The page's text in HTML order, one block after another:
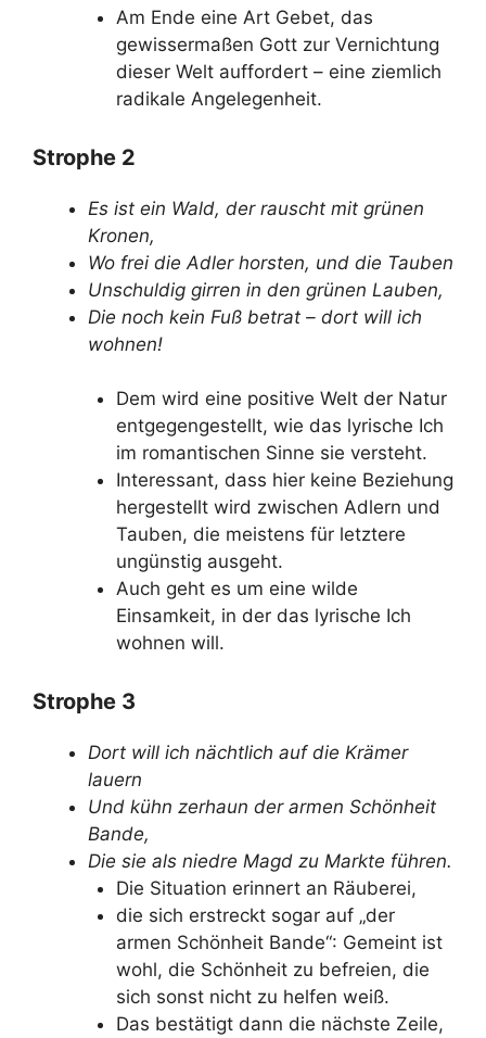
Am Ende eine Art Gebet, das
gewissermaßen Gott zur Vernichtung
dieser Welt auffordert – eine ziemlich
radikale Angelegenheit.
Strophe 2
Es ist ein Wald, der rauscht mit grünen
Kronen,
Wo frei die Adler horsten, und die Tauben
Unschuldig girren in den grünen Lauben,
Die noch kein Fuß betrat – dort will ich
wohnen!
Dem wird eine positive Welt der Natur
entgegengestellt, wie das lyrische Ich
im romantischen Sinne sie versteht.
Interessant, dass hier keine Beziehung
hergestellt wird zwischen Adlern und
Tauben, die meistens für letztere
ungünstig ausgeht.
Auch geht es um eine wilde
Einsamkeit, in der das lyrische Ich
wohnen will.
Strophe 3
Dort will ich nächtlich auf die Krämer
lauern
Und kühn zerhaun der armen Schönheit
Bande,
Die sie als niedre Magd zu Markte führen.
Die Situation erinnert an Räuberei,
die sich erstreckt sogar auf „der
armen Schönheit Bande“: Gemeint ist
wohl, die Schönheit zu befreien, die
sich sonst nicht zu helfen weiß.
Das bestätigt dann die nächste Zeile,